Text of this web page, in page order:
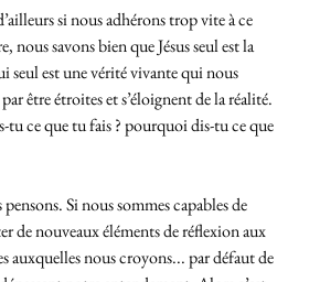
si nous adhérons trop vite à ce
savons bien que Jésus seul est la
seul est une vérité vivante qui nous
être étroites et s’éloignent de la réalité.
ce que tu fais ? pourquoi dis-tu ce que
Si nous sommes capables de
de nouveaux éléments de réflexion aux
auxquelles nous croyons... par défaut de